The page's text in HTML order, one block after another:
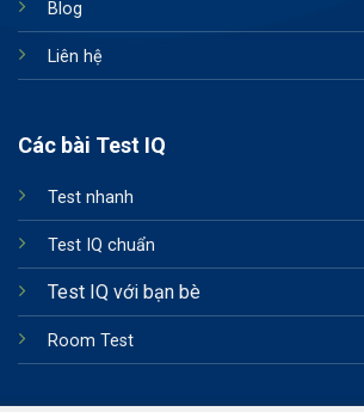
Blog
Liên hệ
Các bài Test IQ
Test nhanh
Test IQ chuẩn
Test IQ với bạn bè
Room Test